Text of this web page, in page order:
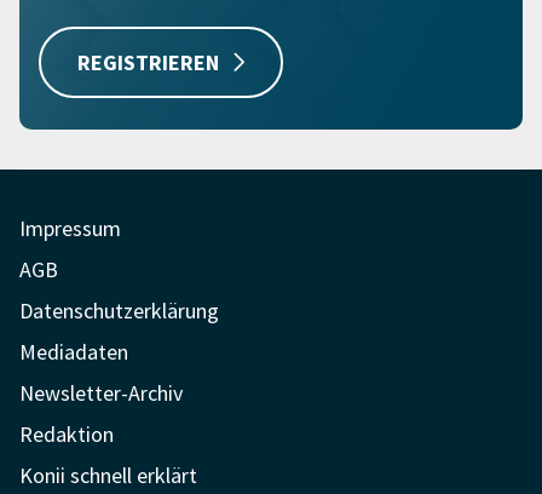
REGISTRIEREN
Impressum
AGB
Datenschutzerklärung
Mediadaten
Newsletter-Archiv
Redaktion
Konii schnell erklärt